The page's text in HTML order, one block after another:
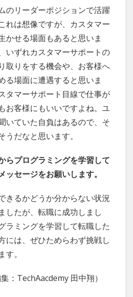
のリーダーポジションで活躍
れは想像ですが、カスタマー
かせる場面もあると思いま
いずれカスタマーサポートの
取りをする機会や、お客様へ
る場面に遭遇すると思いま
タマーサポート目線で仕事が
お客様にもいいですよね。ユ
いていた自負はあるので、そ
だなと思います。
プログラミングを学習して
ッセージをお願いします。
きるかどうか分からない状況
したが、転職に成功しまし
ラミングを学習して転職した
には、ぜひためらわず挑戦し
。
：TechAacdemy 田中翔）